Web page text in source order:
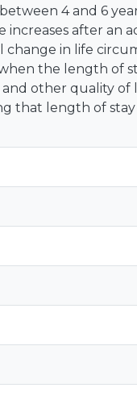
4 and 6
after an
in life
the length of
other quality of
that length of